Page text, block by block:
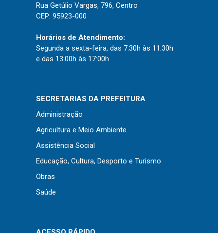
Diário Oficial (Até 30/04)
Processo Seletivo
Seletivo Simplificado
Licitações
Dispensas e Inexigibilidades
Chamamentos Públicos
Leis, Decretos e Portarias
Transparência
Rua Getúlio Vargas, 796, Centro
CEP: 95923-000
Horários de Atendimento:
Segunda a sexta-feira, das 7:30h às 11:30h
e das 13:00h às 17:00h
SECRETARIAS DA PREFEITURA
Administração
Agricultura e Meio Ambiente
Assistência Social
Educação, Cultura, Desporto e Turismo
Obras
Saúde